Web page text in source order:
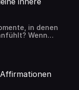
Angst sei […]
in denen
Wenn
reißen und
verlierst? Du
zu finden und